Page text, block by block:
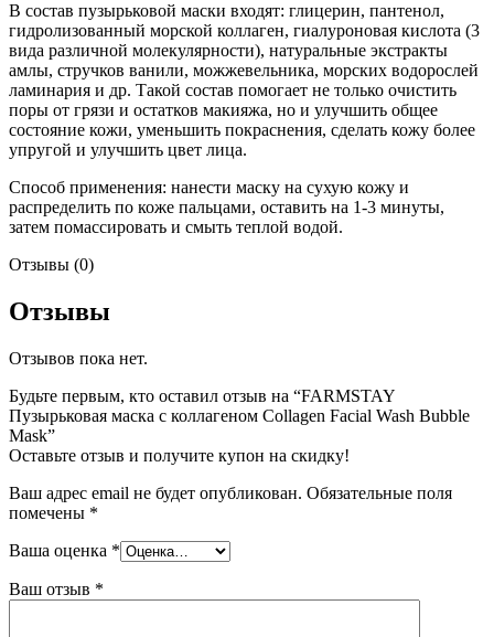
В состав пузырьковой маски входят: глицерин, пантенол,
гидролизованный морской коллаген, гиалуроновая кислота (3
вида различной молекулярности), натуральные экстракты
амлы, стручков ванили, можжевельника, морских водорослей
ламинария и др. Такой состав помогает не только очистить
поры от грязи и остатков макияжа, но и улучшить общее
состояние кожи, уменьшить покраснения, сделать кожу более
упругой и улучшить цвет лица.
Способ применения: нанести маску на сухую кожу и
распределить по коже пальцами, оставить на 1-3 минуты,
затем помассировать и смыть теплой водой.
Отзывы (0)
Отзывы
Отзывов пока нет.
Будьте первым, кто оставил отзыв на “FARMSTAY
Пузырьковая маска с коллагеном Collagen Facial Wash Bubble
Mask”
Оставьте отзыв и получите купон на скидку!
Ваш адрес email не будет опубликован. Обязательные поля
помечены *
Ваша оценка *
Ваш отзыв *